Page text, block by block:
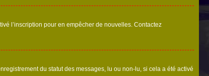
l’inscription pour en empêcher de nouvelles. Contactez
du statut des messages, lu ou non-lu, si cela a été activé